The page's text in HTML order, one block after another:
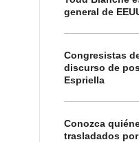
general de
Congresistas
discurso de
Espriella
Conozca
trasladados por